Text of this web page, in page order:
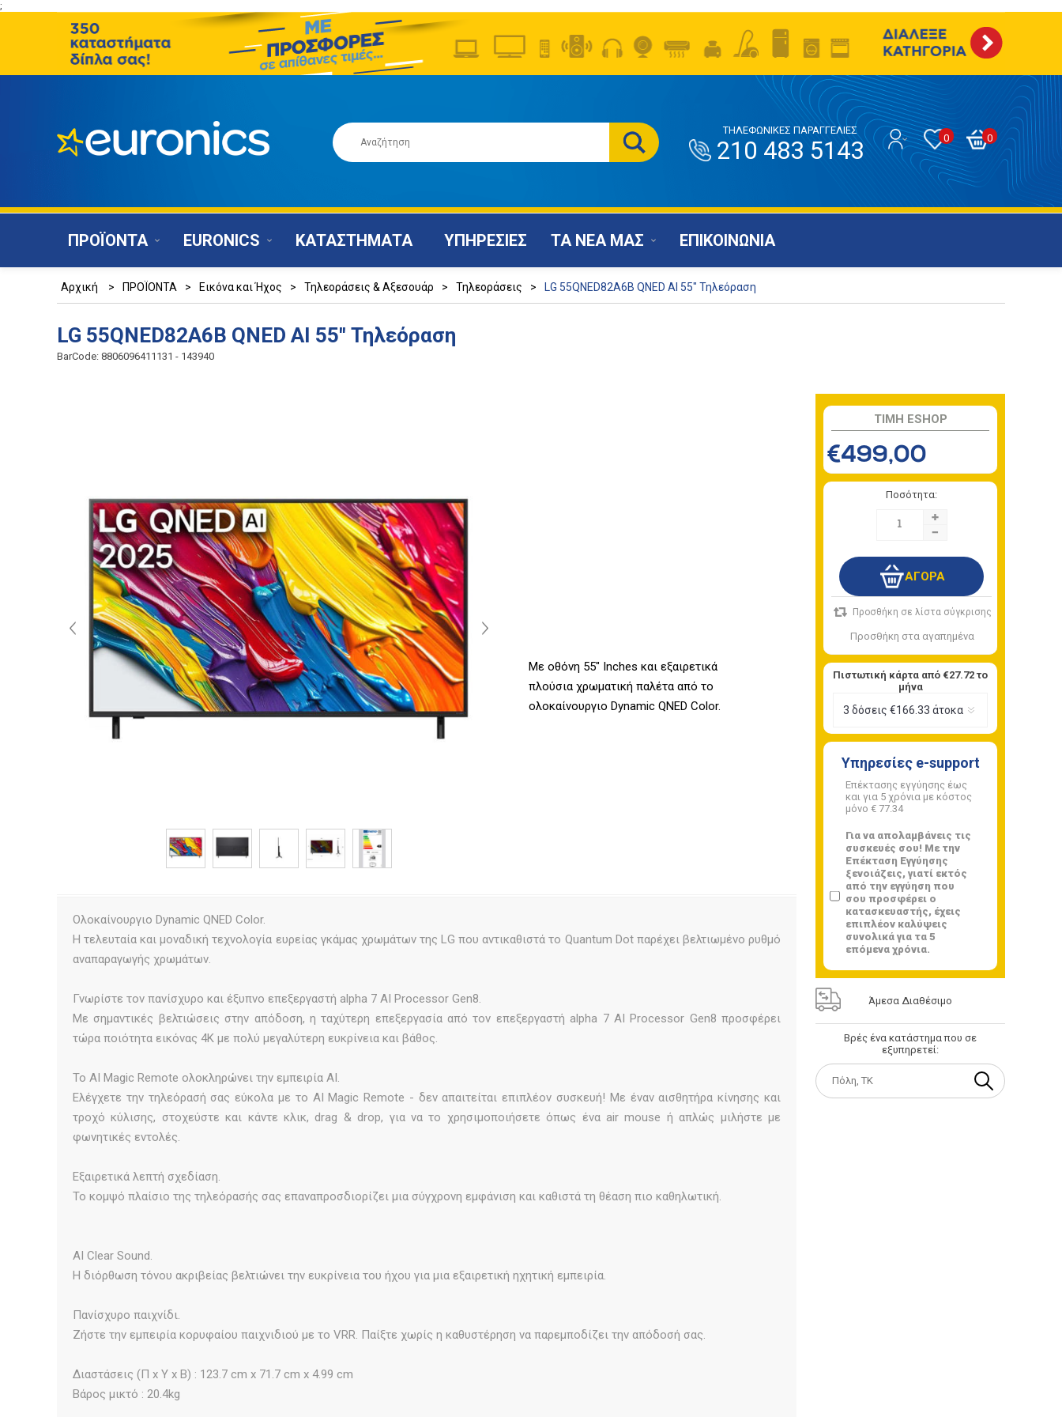
;
0
0
ΤΗΛΕΦΩΝΙΚΕΣ ΠΑΡΑΓΓΕΛΙΕΣ
210 483 5143
ΠΡΟΪΟΝΤΑ EURONICS ΚΑΤΑΣΤΗΜΑΤΑ ΥΠΗΡΕΣΙΕΣ ΤΑ ΝΕΑ ΜΑΣ ΕΠΙΚΟΙΝΩΝΙΑ
Αρχική > ΠΡΟΪΟΝΤΑ > Εικόνα και Ήχος > Τηλεοράσεις & Αξεσουάρ > Τηλεοράσεις > LG 55QNED82A6B QNED AI 55" Τηλεόραση
LG 55QNED82A6B QNED AI 55" Τηλεόραση
BarCode: 8806096411131 - 143940
Με οθόνη 55" Inches και εξαιρετικά
πλούσια χρωματική παλέτα από το
ολοκαίνουργιο Dynamic QNED Color.
Ολοκαίνουργιο Dynamic QNED Color.
Η τελευταία και μοναδική τεχνολογία ευρείας γκάμας χρωμάτων της LG που αντικαθιστά το Quantum Dot παρέχει βελτιωμένο ρυθμό
αναπαραγωγής χρωμάτων.
Γνωρίστε τον πανίσχυρο και έξυπνο επεξεργαστή alpha 7 AI Processor Gen8.
Με σημαντικές βελτιώσεις στην απόδοση, η ταχύτερη επεξεργασία από τον επεξεργαστή alpha 7 AI Processor Gen8 προσφέρει
τώρα ποιότητα εικόνας 4K με πολύ μεγαλύτερη ευκρίνεια και βάθος.
To AI Magic Remote ολοκληρώνει την εμπειρία ΑΙ.
Ελέγχετε την τηλεόρασή σας εύκολα με το AI Magic Remote - δεν απαιτείται επιπλέον συσκευή! Με έναν αισθητήρα κίνησης και
τροχό κύλισης, στοχεύστε και κάντε κλικ, drag & drop, για να το χρησιμοποιήσετε όπως ένα air mouse ή απλώς μιλήστε με
φωνητικές εντολές.
Εξαιρετικά λεπτή σχεδίαση.
Το κομψό πλαίσιο της τηλεόρασής σας επαναπροσδιορίζει μια σύγχρονη εμφάνιση και καθιστά τη θέαση πιο καθηλωτική.
AI Clear Sound.
Η διόρθωση τόνου ακριβείας βελτιώνει την ευκρίνεια του ήχου για μια εξαιρετική ηχητική εμπειρία.
Πανίσχυρο παιχνίδι.
Ζήστε την εμπειρία κορυφαίου παιχνιδιού με το VRR. Παίξτε χωρίς η καθυστέρηση να παρεμποδίζει την απόδοσή σας.
Διαστάσεις (Π x Υ x Β) : 123.7 cm x 71.7 cm x 4.99 cm
Βάρος μικτό : 20.4kg
TIMH ESHOP
€499,00
Ποσότητα:
+
-
Πιστωτική κάρτα από €27.72 το
μήνα
Υπηρεσίες e-support
Επέκτασης εγγύησης έως
και για 5 χρόνια με κόστος
μόνο € 77.34
Για να απολαμβάνεις τις
συσκευές σου! Με την
Επέκταση Εγγύησης
ξενοιάζεις, γιατί εκτός
από την εγγύηση που
σου προσφέρει ο
κατασκευαστής, έχεις
επιπλέον καλύψεις
συνολικά για τα 5
επόμενα χρόνια.
Άμεσα Διαθέσιμο
Βρές ένα κατάστημα που σε
εξυπηρετεί: